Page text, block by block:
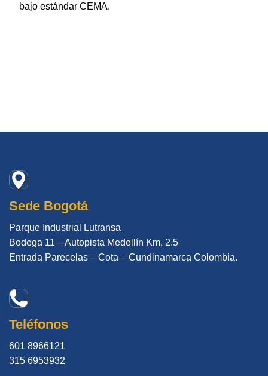
bajo estándar CEMA.
Sede Bogotá
Parque Industrial Lutransa
Bodega 11 – Autopista Medellín Km. 2.5
Entrada Parecelas – Cota – Cundinamarca Colombia.
Teléfonos
601 8966121
315 6953932